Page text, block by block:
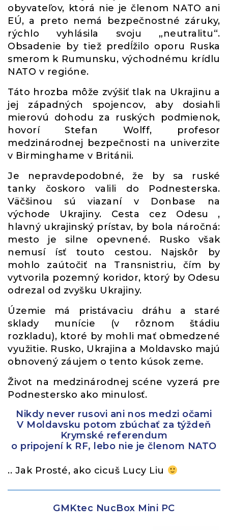
obyvateľov, ktorá nie je členom NATO ani
EÚ, a preto nemá bezpečnostné záruky,
rýchlo vyhlásila svoju „neutralitu“.
Obsadenie by tiež predĺžilo oporu Ruska
smerom k Rumunsku, východnému krídlu
NATO v regióne.
Táto hrozba môže zvýšiť tlak na Ukrajinu a
jej západných spojencov, aby dosiahli
mierovú dohodu za ruských podmienok,
hovorí Stefan Wolff, profesor
medzinárodnej bezpečnosti na univerzite
v Birminghame v Británii.
Je nepravdepodobné, že by sa ruské
tanky čoskoro valili do Podnesterska.
Väčšinou sú viazaní v Donbase na
východe Ukrajiny. Cesta cez Odesu ,
hlavný ukrajinský prístav, by bola náročná:
mesto je silne opevnené. Rusko však
nemusí ísť touto cestou. Najskôr by
mohlo zaútočiť na Transnistriu, čím by
vytvorila pozemný koridor, ktorý by Odesu
odrezal od zvyšku Ukrajiny.
Územie má pristávaciu dráhu a staré
sklady munície (v rôznom štádiu
rozkladu), ktoré by mohli mať obmedzené
využitie. Rusko, Ukrajina a Moldavsko majú
obnovený záujem o tento kúsok zeme.
Život na medzinárodnej scéne vyzerá pre
Podnestersko ako minulosť.
Nikdy never rusovi ani nos medzi očami
V Moldavsku potom zbúchať za týždeň
Krymské referendum
o pripojení k RF, lebo nie je členom NATO
.. Jak Prosté, ako cicuš Lucy Liu
GMKtec NucBox Mini PC